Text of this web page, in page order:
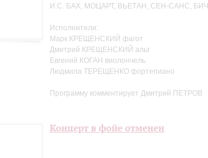
И.С. БАХ, МОЦАРТ, ВЬЕТАН, СЕН-САНС, БИЧ
Исполнители:
Марк КРЕЩЕНСКИЙ фагот
Дмитрий КРЕЩЕНСКИЙ альт
Евгений КОГАН виолончель
Людмила ТЕРЕЩЕНКО фортепиано
Программу комментирует Дмитрий ПЕТРОВ
Концерт в фойе отменен